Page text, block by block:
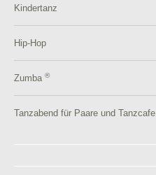
Kindertanz
Hip-Hop
Zumba ®
Tanzabend für Paare und Tanzcafe